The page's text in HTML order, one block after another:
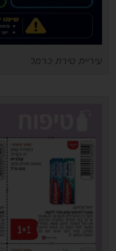
עיריית טירת כרמל